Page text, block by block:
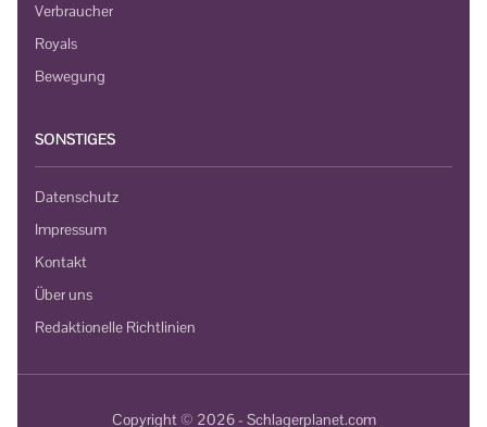
Verbraucher
Royals
Bewegung
SONSTIGES
Datenschutz
Impressum
Kontakt
Über uns
Redaktionelle Richtlinien
Copyright © 2026 - Schlagerplanet.com